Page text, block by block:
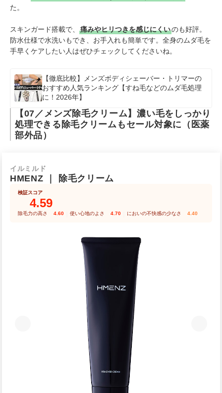
た。
スキンガード搭載で、 痛みやヒリつきを感じにくいのも好評。
防水仕様で水洗いもでき、お手入れも簡単です。全身のムダ毛を
手早くケアしたい人はぜひチェックしてくださいね。
【徹底比較】メンズボディシェーバー・トリマーの
おすすめ人気ランキング【すね毛などのムダ毛処理
に！2026年】
【07／メンズ除毛クリーム】濃い毛をしっかり
処理できる除毛クリームもセール対象に（医薬
部外品）
イルミルド
HMENZ 除毛クリーム
検証スコア
4.59
除毛力の高さ 4.60 使い心地のよさ 4.70 においの不快感の少なさ 4.40